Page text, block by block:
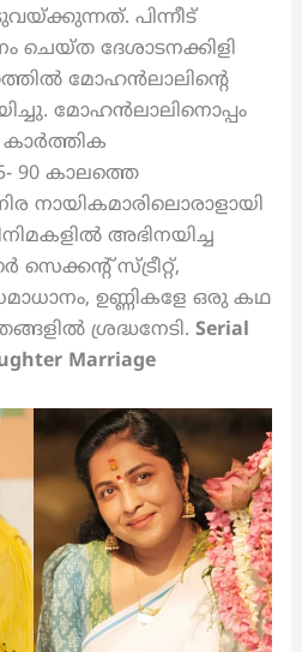
പിന്നീട്
ചെയ്ത ദേശാടനക്കിളി
മോഹൻലാലിന്റെ
മോഹൻലാലിനൊപ്പം
കാർത്തിക
90 കാലത്തെ
നായികമാരിലൊരാളായി
അഭിനയിച്ച
സെക്കന്റ് സ്ട്രീറ്റ്,
ഉണ്ണികളേ ഒരു കഥ
ശ്രദ്ധനേടി. Serial
Marriage